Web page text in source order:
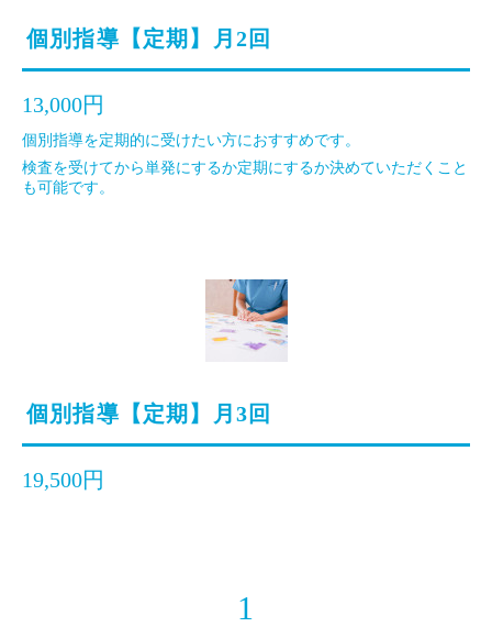
個別指導【定期】月2回
13,000円
個別指導を定期的に受けたい方におすすめです。
検査を受けてから単発にするか定期にするか決めていただくこと
も可能です。
個別指導【定期】月3回
19,500円
1